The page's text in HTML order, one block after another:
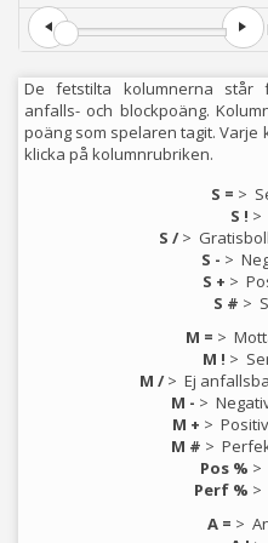
Daniella
De fetstilta kolumnerna står
anfalls- och blockpoäng.
poäng som spelaren tagit.
klicka på kolumnrubriken.
S = >
S ! >
S />
S - >
S + >
S # >
M = >
M ! >
M /> Ej
M - >
M + >
M # >
Pos % >
Perf % >
A = >